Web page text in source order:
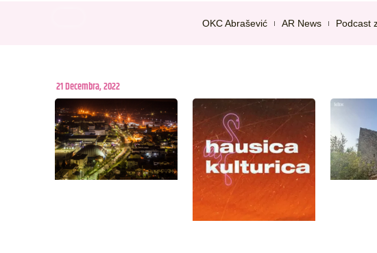
OKC Abrašević AR News Podcast
21 Decembra, 2022